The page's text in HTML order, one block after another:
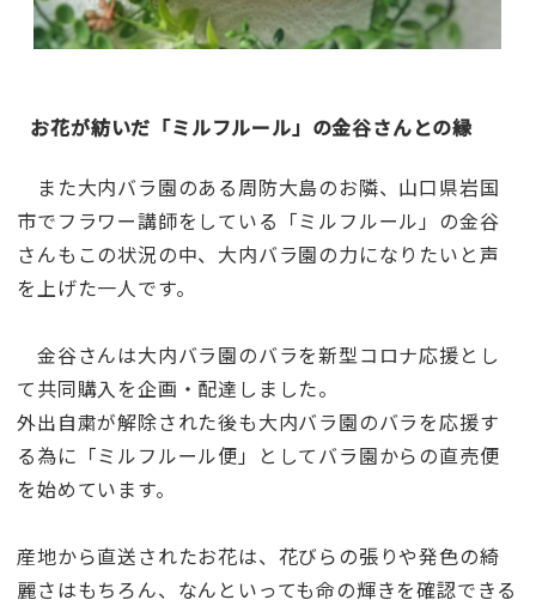
お花が紡いだ「ミルフルール」の金谷さんとの縁
また大内バラ園のある周防大島のお隣、山口県岩国
市でフラワー講師をしている「ミルフルール」の金谷
さんもこの状況の中、大内バラ園の力になりたいと声
を上げた一人です。
金谷さんは大内バラ園のバラを新型コロナ応援とし
て共同購入を企画・配達しました。
外出自粛が解除された後も大内バラ園のバラを応援す
る為に「ミルフルール便」としてバラ園からの直売便
を始めています。
産地から直送されたお花は、花びらの張りや発色の綺
麗さはもちろん、なんといっても命の輝きを確認できる